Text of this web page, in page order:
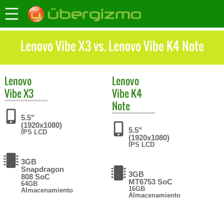
Lenovo Vibe X3 vs. Lenovo Vibe K4 Note
Lenovo
Vibe X3
5.5"
(1920x1080)
IPS LCD
3GB
Snapdragon
808 SoC
64GB
Almacenamiento
Lenovo
Vibe K4
Note
5.5"
(1920x1080)
IPS LCD
3GB
MT6753 SoC
16GB
Almacenamiento